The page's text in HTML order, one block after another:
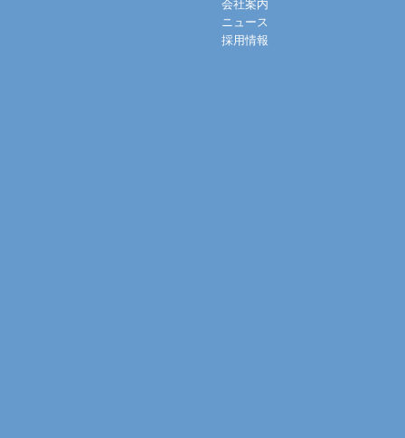
会社案内
ニュース
採用情報